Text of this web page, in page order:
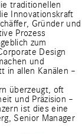
traditionellen
Innovationskraft
Gründer und
Prozess
zum
Design
und
in allen Kanälen –
überzeugt, oft
und Präzision –
ist dies eine
Senior Manager